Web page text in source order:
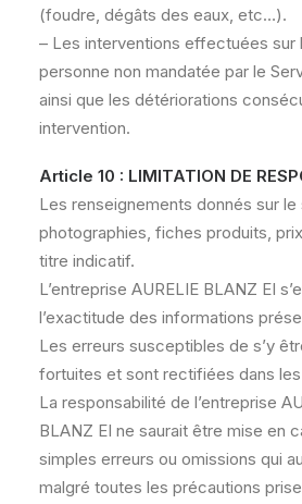
(foudre, dégâts des eaux, etc…).
– Les interventions effectuées sur
personne non mandatée par le
ainsi que les détériorations
intervention.
Article 10 : LIMITATION DE
Les renseignements donnés sur le
photographies, fiches produits,
titre indicatif.
L’entreprise AURELIE BLANZ EI
l’exactitude des informations
Les erreurs susceptibles de s’y
fortuites et sont rectifiées dans
La responsabilité de l’entreprise
BLANZ EI ne saurait être mise en
simples erreurs ou omissions qui
malgré toutes les précautions